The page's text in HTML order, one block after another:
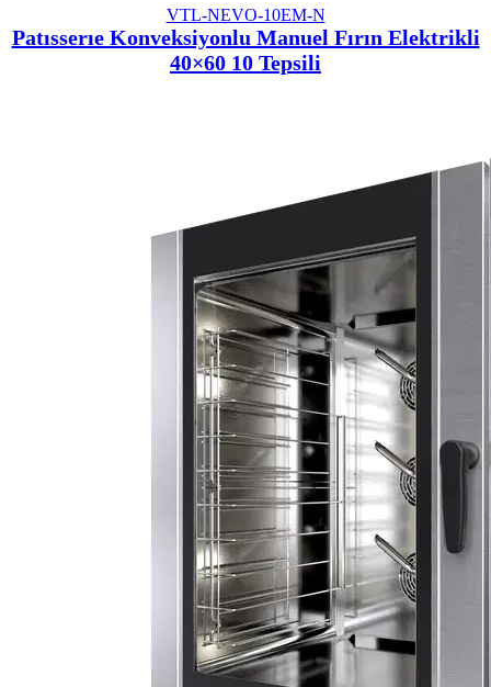
VTL-NEVO-10EM-N
Patısserıe Konveksiyonlu Manuel Fırın Elektrikli
40×60 10 Tepsili